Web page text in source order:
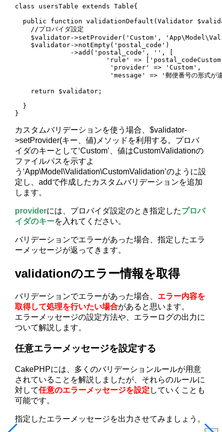
class usersTable extends Table{
public function validationDefault(Validator
    //プロバイダ設定
$validator->setProvider('Custom',
    $validator->notEmpty('postal_code')
              ->add('postal_code', '', [
'rule' =>
                        'provider' => 'Custom',
'message' => '郵便番号の形式が
    return $validator;
  }
}
カスタムバリデーションを使う場合、$validator-
>setProvider(キー、値)メソッドを利用する。プロバ
イダのキーとして‘Custom’、値はCustomValidationの
ファイルパスを示すよ
う‘App\Model\Validation\CustomValidation’のように設
定し、addで作成したカスタムバリデーションを追加
します。
providerには、プロバイダ設定のとき指定したプロバ
イダのキーを入れてください。
バリデーションでエラーがあった場合、指定したエラ
ーメッセージが返ってきます。
validationのエラー情報を取得
バリデーションでエラーがあった場合、 エラー内容を
取得して処理を行いたい場合があると思います。
エラーメッセージの設定方法や、エラーログの出力に
ついて解説します。
任意エラーメッセージを設定する
CakePHPには、多くのバリデーションルールが用意
されていることを解説しましたが、それらのルールに
対して任意のエラーメッセージを設定 していくことも
可能です。
指定したエラーメッセージを出力させてみましょう。